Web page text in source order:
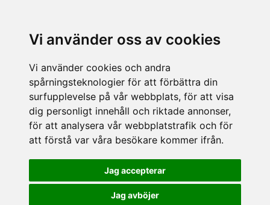
Vi använder oss av cookies
Vi använder cookies och andra
spårningsteknologier för att förbättra din
surfupplevelse på vår webbplats, för att visa
dig personligt innehåll och riktade annonser,
för att analysera vår webbplatstrafik och för
att förstå var våra besökare kommer ifrån.
Jag accepterar
Jag avböjer